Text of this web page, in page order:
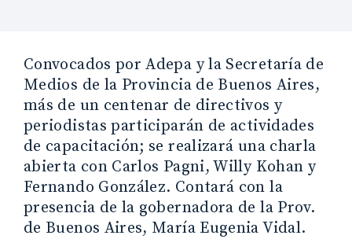
Convocados por Adepa y la Secretaría de
Medios de la Provincia de Buenos Aires,
más de un centenar de directivos y
periodistas participarán de actividades
de capacitación; se realizará una charla
abierta con Carlos Pagni, Willy Kohan y
Fernando González. Contará con la
presencia de la gobernadora de la Prov.
de Buenos Aires, María Eugenia Vidal.